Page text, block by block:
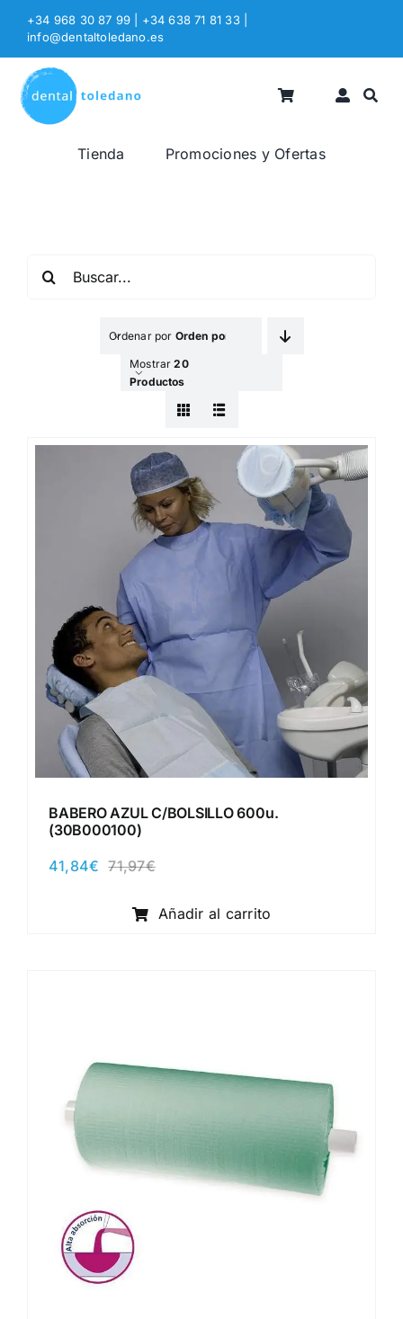
Saltar
contenido
+34 968 30 87 99 | +34 638 71 81 33
info@dentaltoledano.es
Tienda Promociones y Ofertas
Ordenar por Orden por Defecto
Mostrar20
Productos
BABERO AZUL C/BOLSILLO 600u.
(30B000100)
71,97€El
original
era:
41,84€
El
actual
es:
Añadir al carrito